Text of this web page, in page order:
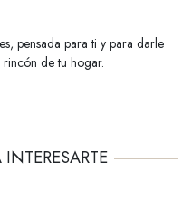
pensada para ti y para darle
de tu hogar.